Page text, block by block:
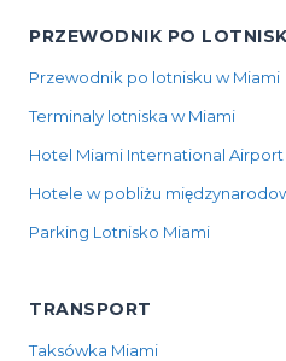
PRZEWODNIK PO
Przewodnik po lotnisku w Miami
Terminaly lotniska w Miami
Hotel Miami International Airport
Hotele w pobliżu
Parking Lotnisko Miami
TRANSPORT
Taksówka Miami